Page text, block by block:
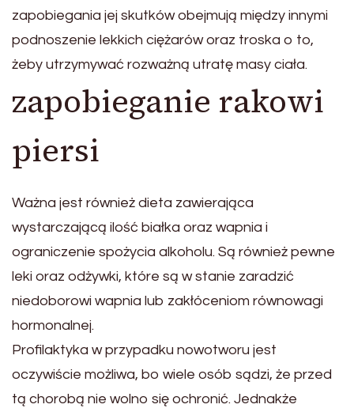
zapobiegania jej skutków obejmują między innymi
podnoszenie lekkich ciężarów oraz troska o to,
żeby utrzymywać rozważną utratę masy ciała.
zapobieganie rakowi
piersi
Ważna jest również dieta zawierająca
wystarczającą ilość białka oraz wapnia i
ograniczenie spożycia alkoholu. Są również pewne
leki oraz odżywki, które są w stanie zaradzić
niedoborowi wapnia lub zakłóceniom równowagi
hormonalnej.
Profilaktyka w przypadku nowotworu jest
oczywiście możliwa, bo wiele osób sądzi, że przed
tą chorobą nie wolno się ochronić. Jednakże